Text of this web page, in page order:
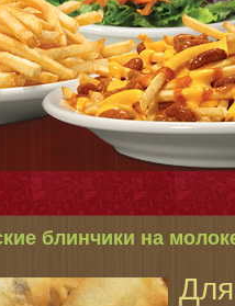
блинчики на